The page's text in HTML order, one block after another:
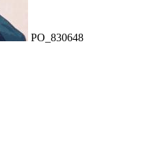
PO_830648